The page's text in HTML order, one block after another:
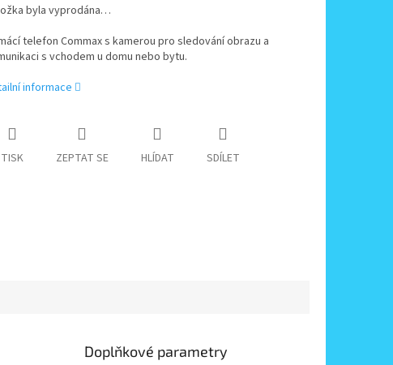
byla vyprodána…
telefon Commax s kamerou pro sledování obrazu a
s vchodem u domu nebo bytu.
informace
TISK ZEPTAT SE HLÍDAT SDÍLET
Doplňkové parametry